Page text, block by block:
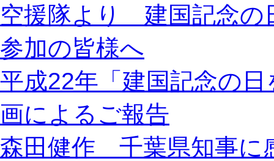
空援隊より 建国記念
参加の皆様へ
平成22年「建国記念の
画によるご報告
森田健作 千葉県知事に